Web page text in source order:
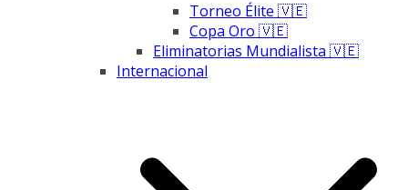
Torneo Élite 🇻🇪
Copa Oro 🇻🇪
Eliminatorias Mundialista 🇻🇪
Internacional